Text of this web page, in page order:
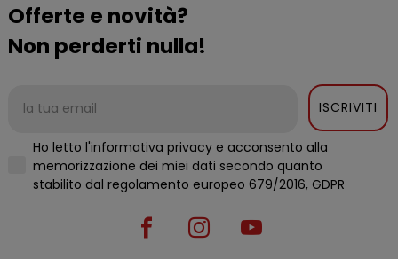
Offerte e novità?
Non perderti nulla!
ISCRIVITI
Ho letto l'informativa privacy e acconsento alla
memorizzazione dei miei dati secondo quanto
stabilito dal regolamento europeo 679/2016, GDPR